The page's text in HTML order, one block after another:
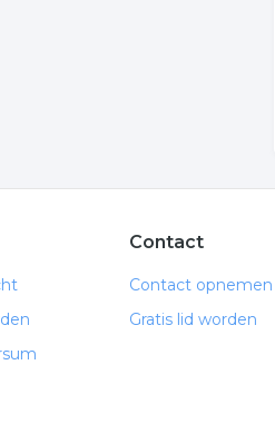
Contact
Contact opnemen
Gratis lid worden